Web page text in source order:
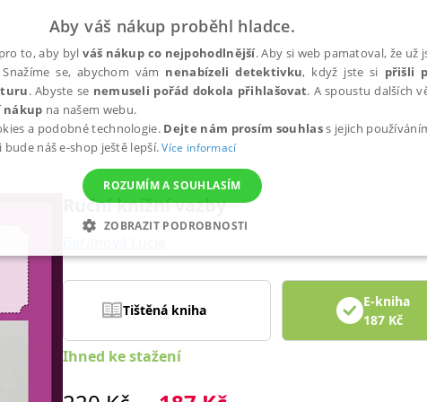
Ruční knižní vazby
Tištěná kniha
E-kniha
187 Kč
Ihned ke stažení
Aby váš nákup proběhl hladce.
to, aby bylváš nákup co nejpohodlnější. Aby si web pamatoval, že už
se, abychom vám nenabízeli detektivku, když jste si přišli
. Abyste se nemuseli pořád dokola přihlašovat. A spoustu dalších
nákup na našem webu.
a podobné technologie. Dejte nám prosím souhlass jejich
bude náš e-shop ještě lepší.Více informací
ROZUMÍM A SOUHLASÍM
ZOBRAZIT PODROBNOSTI
MARKETINGOVÉ FUNKČNÍ NEZAŘAZENÉ
Analytické Nezařazené soubory
jako je přihlášení uživatele a správa účtu. Webové stránky nelze bez nezbytně